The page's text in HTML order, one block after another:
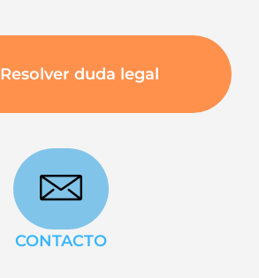
Resolver duda legal
CONTACTO